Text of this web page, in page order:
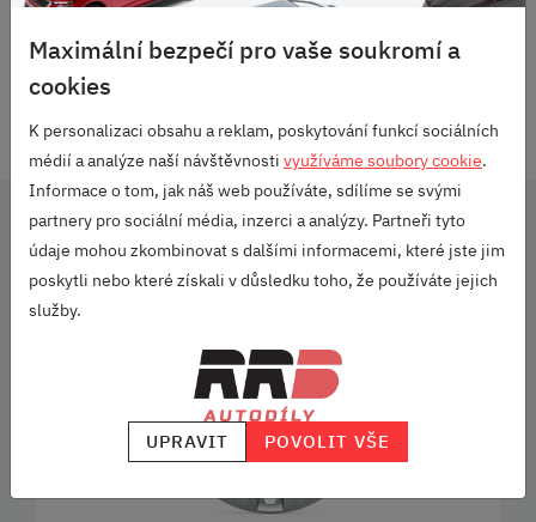
RODINNÁ FIRMA
S DLOUHOU TRADICÍ
HEUREKA.CZ/ZBOZI.CZ
Související produkty
Maximální bezpečí pro vaše soukromí a
cookies
K personalizaci obsahu a reklam, poskytování funkcí sociálních
médií a analýze naší návštěvnosti využíváme soubory cookie.
Informace o tom, jak náš web používáte, sdílíme se svými
partnery pro sociální média, inzerci a analýzy. Partneři tyto
údaje mohou zkombinovat s dalšími informacemi, které jste jim
poskytli nebo které získali v důsledku toho, že používáte jejich
služby.
UPRAVIT POVOLIT VŠE